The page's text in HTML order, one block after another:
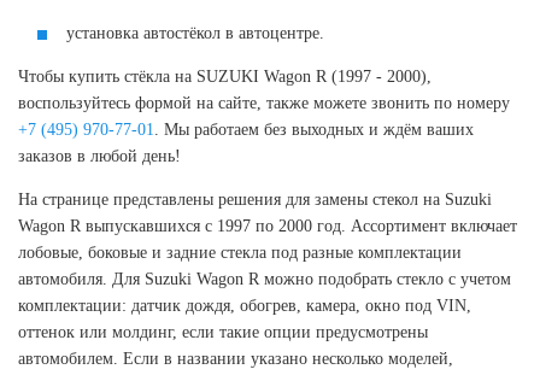
установка автостёкол в автоцентре.
Чтобы купить стёкла на SUZUKI Wagon R (1997 - 2000),
воспользуйтесь формой на сайте, также можете звонить по номеру
+7 (495) 970-77-01. Мы работаем без выходных и ждём ваших
заказов в любой день!
На странице представлены решения для замены стекол на Suzuki
Wagon R выпускавшихся с 1997 по 2000 год. Ассортимент включает
лобовые, боковые и задние стекла под разные комплектации
автомобиля. Для Suzuki Wagon R можно подобрать стекло с учетом
комплектации: датчик дождя, обогрев, камера, окно под VIN,
оттенок или молдинг, если такие опции предусмотрены
автомобилем. Если в названии указано несколько моделей,